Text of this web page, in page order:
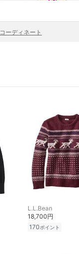
コーディネート
L.L.Bean
18,700円
170ポイント